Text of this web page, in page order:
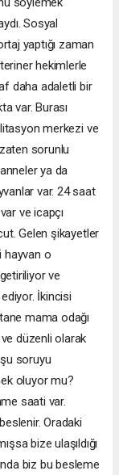
Sosyal
yaptığı zaman
hekimlerle
daha adaletli bir
var. Burası
merkezi ve
sorunlu
ya da
var. 24 saat
ve icapçı
Gelen şikayetler
hayvan o
ve
İkincisi
mama odağı
düzenli olarak
soruyu
oluyor mu?
saati var.
Oradaki
bize ulaşıldığı
biz bu besleme